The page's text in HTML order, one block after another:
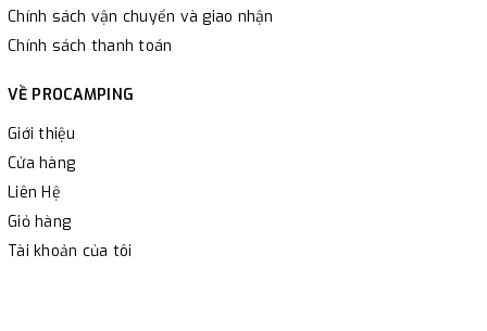
Chính sách vận chuyển và giao nhận
Chính sách thanh toán
VỀ PROCAMPING
Giới thiệu
Cửa hàng
Liên Hệ
Giỏ hàng
Tài khoản của tôi